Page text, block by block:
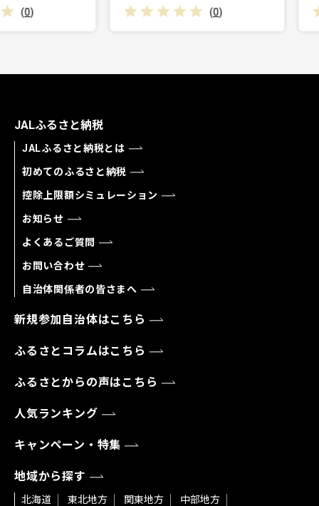
(0)
JALふるさと納税
JALふるさと納税とは
初めてのふるさと納税
控除上限額シミュレーション
お知らせ
よくあるご質問
お問い合わせ
自治体関係者の皆さまへ
新規参加自治体はこちら
ふるさとコラムはこちら
ふるさとからの声はこちら
人気ランキング
キャンペーン・特集
地域から探す
北海道 東北地方 関東地方
中部地方